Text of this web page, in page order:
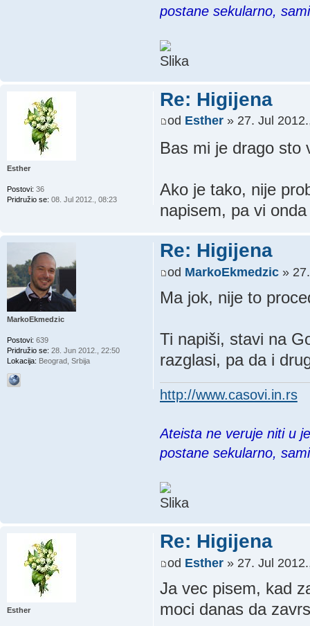
postane sekularno,
Re: Higijena
od Esther» 27. Jul
Bas mi je drago
Ako je tako, nije
napisem, pa vi
Esther
Postovi: 36
Pridružio se: 08. Jul 2012., 08:23
Re: Higijena
od MarkoEkmedzic»
Ma jok, nije to
Ti napiši, stavi na
razglasi, pa da i
http://www.casovi.in.rs
Ateista ne veruje niti u
postane sekularno,
MarkoEkmedzic
Postovi: 639
Pridružio se: 28. Jun 2012., 22:50
Lokacija: Beograd, Srbija
Re: Higijena
od Esther» 27. Jul
Ja vec pisem, kad
moci danas da
Esther